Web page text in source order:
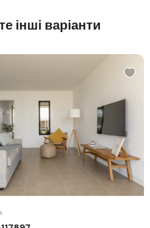
інші варіанти